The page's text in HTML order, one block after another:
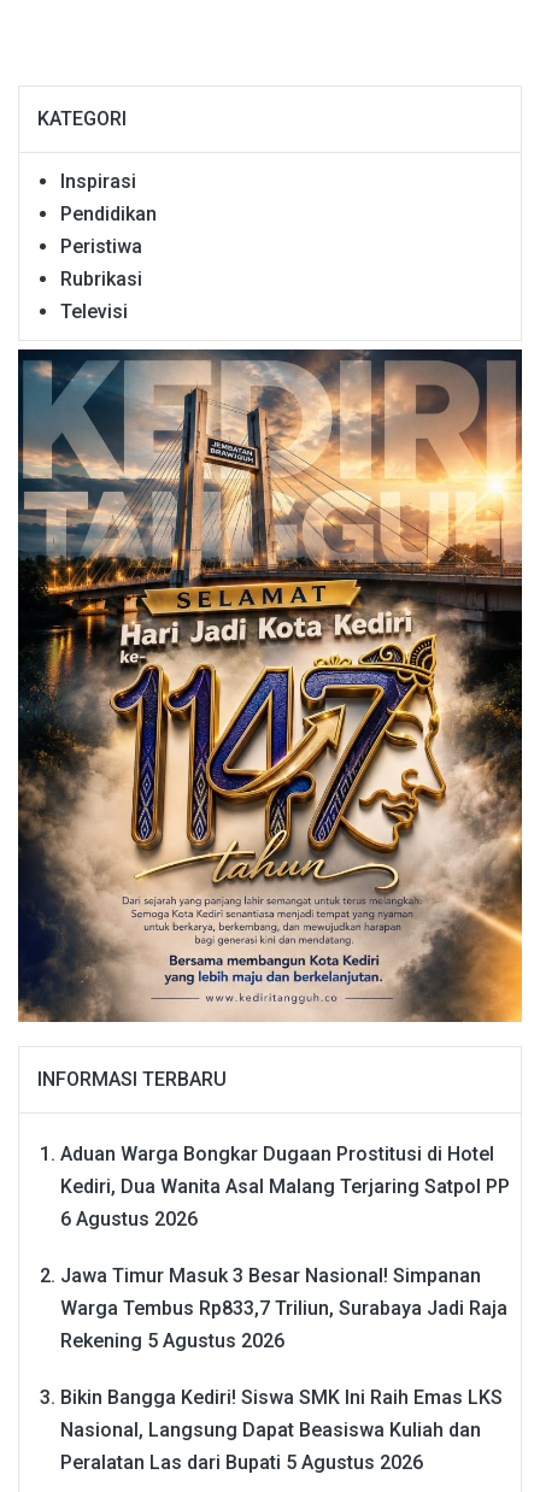
KATEGORI
Inspirasi
Pendidikan
Peristiwa
Rubrikasi
Televisi
INFORMASI TERBARU
Aduan Warga Bongkar Dugaan Prostitusi di Hotel
Kediri, Dua Wanita Asal Malang Terjaring Satpol PP
6 Agustus 2026
Jawa Timur Masuk 3 Besar Nasional! Simpanan
Warga Tembus Rp833,7 Triliun, Surabaya Jadi Raja
Rekening 5 Agustus 2026
Bikin Bangga Kediri! Siswa SMK Ini Raih Emas LKS
Nasional, Langsung Dapat Beasiswa Kuliah dan
Peralatan Las dari Bupati 5 Agustus 2026